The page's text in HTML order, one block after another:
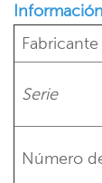
Fabricante
Serie
Número